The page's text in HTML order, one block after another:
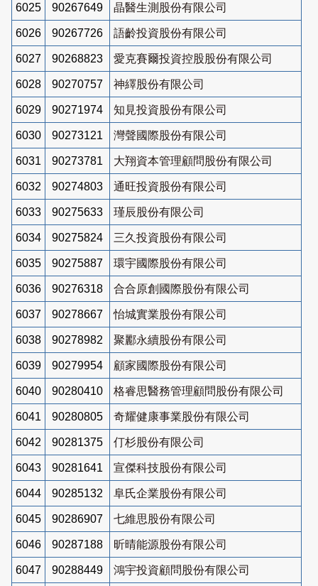
6025 90267649 晶醫生測股份有限公司
6026 90267726 語齡投資股份有限公司
6027 90268823 愛克賽爾投資控股股份有限公司
6028 90270757 神繹股份有限公司
6029 90271974 知見投資股份有限公司
6030 90273121 灣聲國際股份有限公司
6031 90273781 大翔資本管理顧問股份有限公司
6032 90274803 通旺投資股份有限公司
6033 90275633 瑾辰股份有限公司
6034 90275824 三久投資股份有限公司
6035 90275887 環宇國際股份有限公司
6036 90276318 合合原創國際股份有限公司
6037 90278667 怡城實業股份有限公司
6038 90278982 聚酈永續股份有限公司
6039 90279954 顧家國際股份有限公司
6040 90280410 格睿思醫務管理顧問股份有限公司
6041 90280805 奇耀健康事業股份有限公司
6042 90281375 仃杉股份有限公司
6043 90281641 宣傑科技股份有限公司
6044 90285132 阜氏企業股份有限公司
6045 90286907 七維思股份有限公司
6046 90287188 昕晴能源股份有限公司
6047 90288449 鴻宇投資顧問股份有限公司